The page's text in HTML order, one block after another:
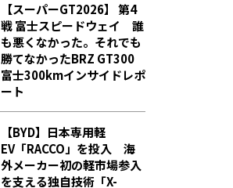
【スーパーGT2026】 第4
戦 富士スピードウェイ 誰
も悪くなかった。それでも
勝てなかった――BRZ GT300
富士300kmインサイドレポ
ート
【BYD】日本専用軽
EV「RACCO」を投入 海
外メーカー初の軽市場参入
を支える独自技術「X-